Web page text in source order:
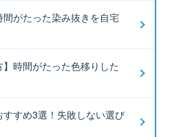
間がたった染み抜きを自宅
】時間がたった色移りした
すめ3選！失敗しない選び